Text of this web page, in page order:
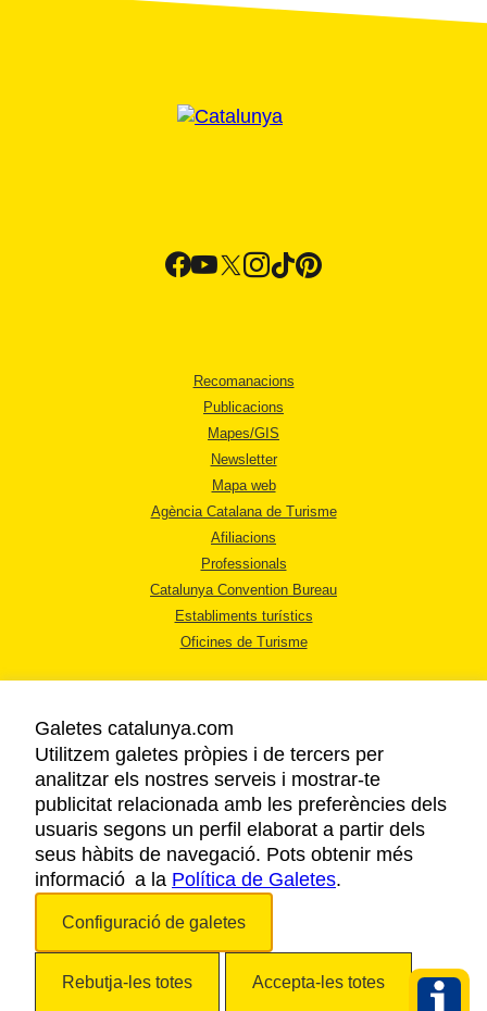
Recomanacions
Publicacions
Mapes/GIS
Newsletter
Mapa web
Agència Catalana de Turisme
Afiliacions
Professionals
Catalunya Convention Bureau
Establiments turístics
Oficines de Turisme
AVÍS LEGAL
POLÍTICA DE PRIVACITAT
COOKIES
ACCESSIBILITAT
Galetes catalunya.com
Utilitzem galetes pròpies i de tercers per
analitzar els nostres serveis i mostrar-te
publicitat relacionada amb les preferències dels
usuaris segons un perfil elaborat a partir dels
seus hàbits de navegació. Pots obtenir més
informació a la Política de Galetes.
Configuració de galetes
Rebutja-les totes Accepta-les totes